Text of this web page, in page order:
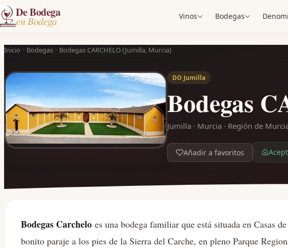
De Bodega
en Bodega Vinos Bodegas
Inicio Bodegas Bodegas CARCHELO (Jumilla, Murcia)
DO Jumilla
Bodegas
Jumilla · Murcia · Región de
Añadir a favoritos
Bodegas Carchelo es una bodega familiar que está situada en Casas
bonito paraje a los pies de la Sierra del Carche, en pleno Parque